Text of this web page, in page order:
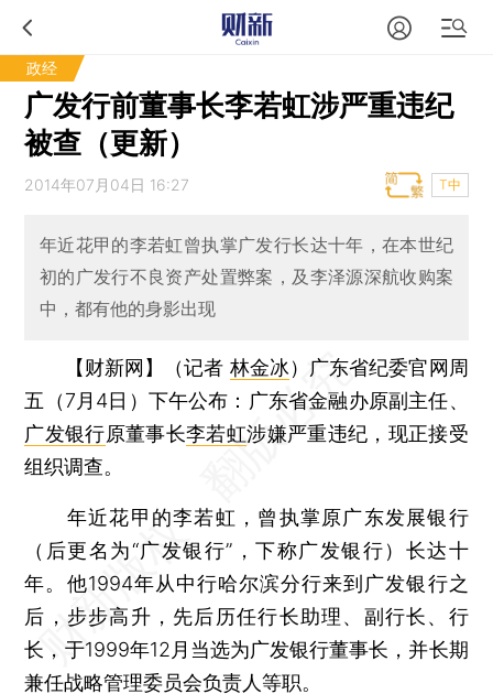
政经
广发行前董事长李若虹涉严重违纪
被查（更新）
2014年07月04日 16:27 T中
年近花甲的李若虹曾执掌广发行长达十年，在本世纪
初的广发行不良资产处置弊案，及李泽源深航收购案
中，都有他的身影出现
【财新网】（记者 林金冰） 广东省纪委官网周
五（7月4日）下午公布：广东省金融办原副主任、
广发银行原董事长李若虹涉嫌严重违纪，现正接受
组织调查。
年近花甲的李若虹，曾执掌原广东发展银行
（后更名为“广发银行”，下称广发银行）长达十
年。他1994年从中行哈尔滨分行来到广发银行之
后，步步高升，先后历任行长助理、副行长、行
长，于1999年12月当选为广发银行董事长，并长期
兼任战略管理委员会负责人等职。